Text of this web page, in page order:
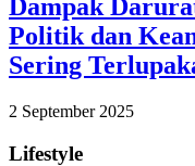
Dampak
Politik dan
Sering
2 September 2025
Lifestyle